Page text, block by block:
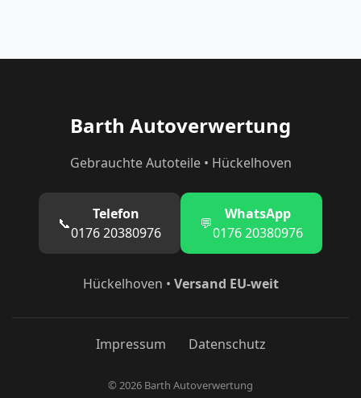
Barth Autoverwertung
Gebrauchte Autoteile • Hückelhoven
📞
Telefon
0176 20380976
💬
WhatsApp
0176 20380976
Hückelhoven • Versand EU-weit
Impressum Datenschutz
© 2026 Barth Autoverwertung